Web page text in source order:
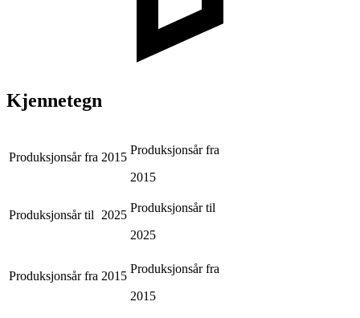
Kjennetegn
Produksjonsår fra 2015
Produksjonsår fra
2015
Produksjonsår til 2025
Produksjonsår til
2025
Produksjonsår fra 2015
Produksjonsår fra
2015